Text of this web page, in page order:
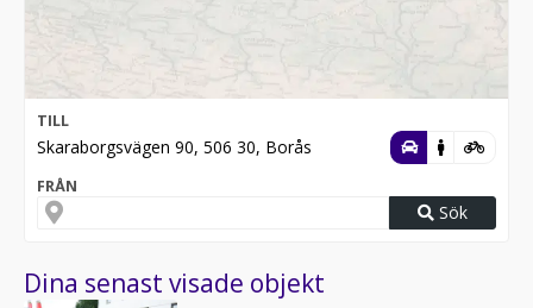
TILL
Skaraborgsvägen 90, 506 30, Borås
FRÅN
Sök
Dina senast visade objekt